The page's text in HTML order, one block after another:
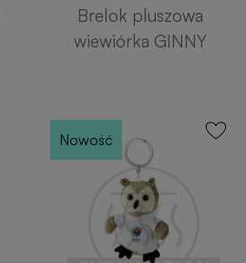
Brelok pluszowa
wiewiórka GINNY
Nowość